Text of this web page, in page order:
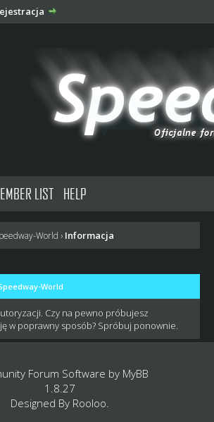
LIST HELP
World › Informacja
World
Czy na pewno próbujesz
w poprawny sposób? Spróbuj ponownie.
Forum Software by MyBB
1.8.27
Designed By Rooloo.